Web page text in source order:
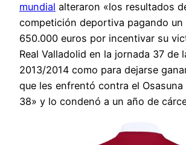
mundial alteraron «los resultados
competición deportiva pagando
650.000 euros por incentivar su
Real Valladolid en la jornada 37 de
2013/2014 como para dejarse
que les enfrentó contra el Osasuna
38» y lo condenó a un año de